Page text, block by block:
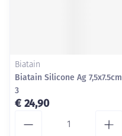
Biatain
Biatain Silicone Ag 7,5x7.5cm
3
€ 24,90